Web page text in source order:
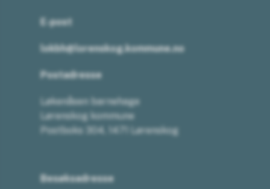
E-post
lokbh@lorenskog.kommune.no
Postadresse
Løkenåsen barnehage
Lørenskog kommune
Postboks 304, 1471 Lørenskog
Besøksadresse